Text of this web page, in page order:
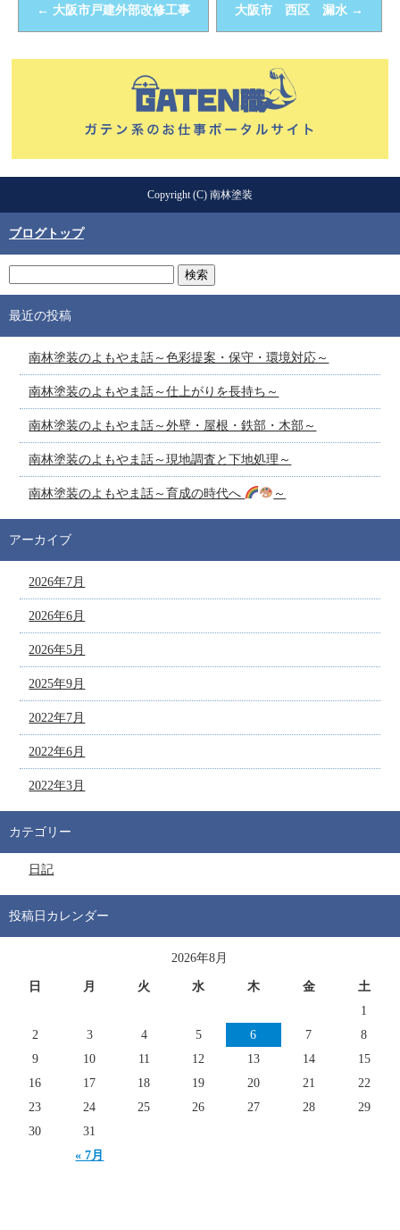
← 大阪市戸建外部改修工事 大阪市 西区 漏水 →
Copyright (C) 南林塗装
ブログトップ
最近の投稿
南林塗装のよもやま話～色彩提案・保守・環境対応～
南林塗装のよもやま話～仕上がりを長持ち～
南林塗装のよもやま話～外壁・屋根・鉄部・木部～
南林塗装のよもやま話～現地調査と下地処理～
南林塗装のよもやま話～育成の時代へ ～
アーカイブ
2026年7月
2026年6月
2026年5月
2025年9月
2022年7月
2022年6月
2022年3月
カテゴリー
日記
投稿日カレンダー
2026年8月
日 月 火 水 木 金 土
« 7月
1
2
3 4 5 6 7
8
9
10 11 12 13 14
15
16
17 18 19 20 21
22
23
24 25 26 27 28
29
30
31